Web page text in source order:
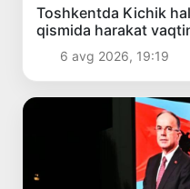
Toshkentda Kichik
qismida harakat
6 avg 2026, 19:19